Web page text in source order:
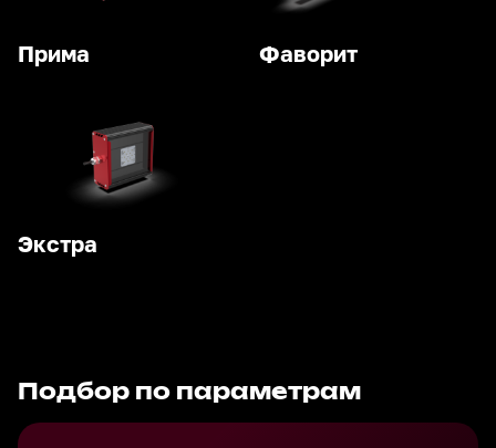
Прима Фаворит
Экстра
Подбор по параметрам